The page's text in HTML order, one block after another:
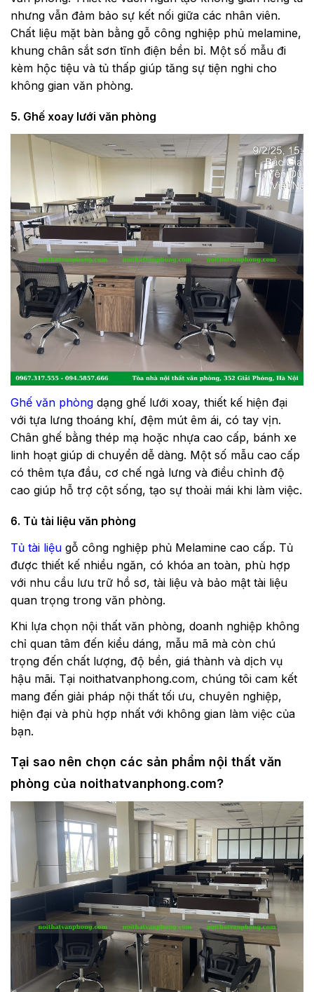
nhưng vẫn đảm bảo sự kết nối giữa các nhân viên.
Chất liệu mặt bàn bằng gỗ công nghiệp phủ melamine,
khung chân sắt sơn tĩnh điện bền bỉ. Một số mẫu đi
kèm hộc tiệu và tủ thấp giúp tăng sự tiện nghi cho
không gian văn phòng.
5. Ghế xoay lưới văn phòng
Ghế văn phòng dạng ghế lưới xoay, thiết kế hiện đại
với tựa lưng thoáng khí, đệm mút êm ái, có tay vịn.
Chân ghế bằng thép mạ hoặc nhựa cao cấp, bánh xe
linh hoạt giúp di chuyển dễ dàng. Một số mẫu cao cấp
có thêm tựa đầu, cơ chế ngả lưng và điều chỉnh độ
cao giúp hỗ trợ cột sống, tạo sự thoải mái khi làm việc.
6. Tủ tài liệu văn phòng
Tủ tài liệu gỗ công nghiệp phủ Melamine cao cấp. Tủ
được thiết kế nhiều ngăn, có khóa an toàn, phù hợp
với nhu cầu lưu trữ hồ sơ, tài liệu và bảo mật tài liệu
quan trọng trong văn phòng.
Khi lựa chọn nội thất văn phòng, doanh nghiệp không
chỉ quan tâm đến kiểu dáng, mẫu mã mà còn chú
trọng đến chất lượng, độ bền, giá thành và dịch vụ
hậu mãi. Tại noithatvanphong.com, chúng tôi cam kết
mang đến giải pháp nội thất tối ưu, chuyên nghiệp,
hiện đại và phù hợp nhất với không gian làm việc của
bạn.
Tại sao nên chọn các sản phẩm nội thất văn
phòng của noithatvanphong.com?